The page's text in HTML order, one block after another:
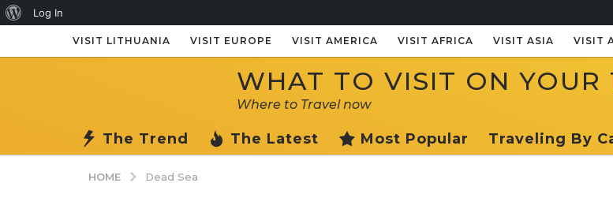
About
WordPress
Log In
VISIT LITHUANIA VISIT EUROPE VISIT AMERICA VISIT AFRICA VISIT ASIA VISIT
WHAT TO VISIT ON YOUR
Where to Travel now
The Trend The Latest Most Popular Traveling By
HOME Dead Sea